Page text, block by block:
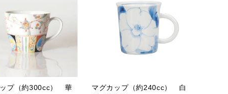
プ（約300cc） 華
マグカップ（約240cc） 白